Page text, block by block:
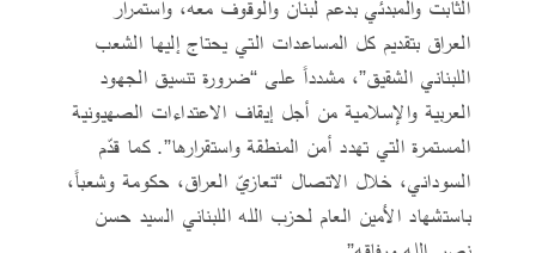
الثابت والمبدئي بدعم لبنان والوقوف معه، واستمرار
العراق بتقديم كل المساعدات التي يحتاج إليها الشعب
اللبناني الشقيق”، مشدداً على “ضرورة تنسيق الجهود
العربية والإسلامية من أجل إيقاف الاعتداءات الصهيونية
المستمرة التي تهدد أمن المنطقة واستقرارها”. كما قدّم
السوداني، خلال الاتصال “تعازيّ العراق، حكومة وشعباً،
باستشهاد الأمين العام لحزب الله اللبناني السيد حسن